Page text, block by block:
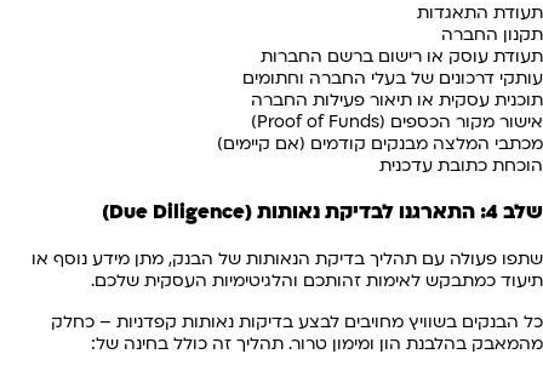
תעודת התאגדות
תקנון החברה
תעודת עוסק או רישום ברשם החברות
עותקי דרכונים של בעלי החברה וחתומים
תוכנית עסקית או תיאור פעילות החברה
אישור מקור הכספים (Proof of Funds)
מכתבי המלצה מבנקים קודמים (אם קיימים)
הוכחת כתובת עדכנית
שלב 4: התארגנו לבדיקת נאותות ( Due Diligence)
שתפו פעולה עם תהליך בדיקת הנאותות של הבנק, מתן מידע נוסף או
תיעוד כמתבקש לאימות זהותכם והלגיטימיות העסקית שלכם.
כל הבנקים בשוויץ מחויבים לבצע בדיקות נאותות קפדניות – כחלק
מהמאבק בהלבנת הון ומימון טרור. תהליך זה כולל בחינה של: